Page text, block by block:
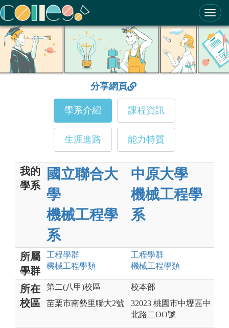
ColleGo! 大學選才與高中育才輔助系統
分享網頁
學系介紹 課程資訊
生涯進路 能力特質
我的
學系
國立聯合大
學
機械工程學
系
中原大學
機械工程學
系
所屬
學群
工程學群
機械工程學類
工程學群
機械工程學類
所在
校區
第二(八甲)校區
苗栗市南勢里聯大2號
校本部
32023 桃園市中壢區中
北路二OO號